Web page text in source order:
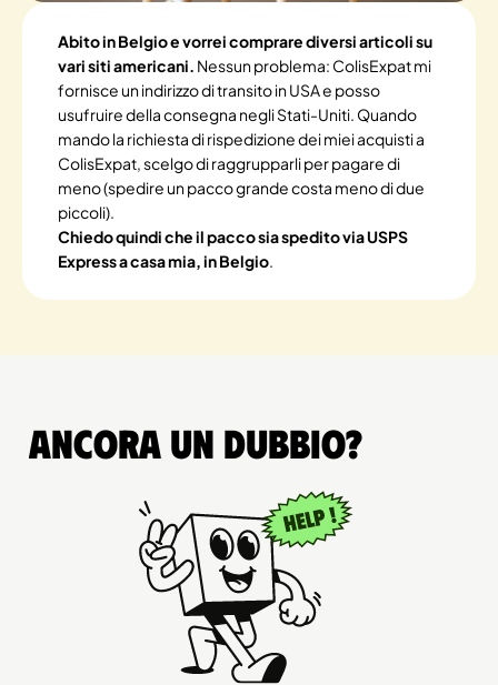
Abito in Belgio e vorrei comprare diversi articoli su
vari siti americani. Nessun problema: ColisExpat mi
fornisce un indirizzo di transito in USA e posso
usufruire della consegna negli Stati-Uniti. Quando
mando la richiesta di rispedizione dei miei acquisti a
ColisExpat, scelgo di raggrupparli per pagare di
meno (spedire un pacco grande costa meno di due
piccoli).
Chiedo quindi che il pacco sia spedito via USPS
Express a casa mia, in Belgio.
Ancora un dubbio?